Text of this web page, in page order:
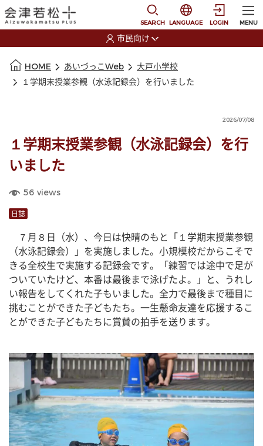
SEARCH
選択すると言語の切
LANGUAGE LOGIN MENU
市民向け
HOME あいづっこWeb
大戸小学校
１学期末授業参観（水泳記録会）を行いました
2026/07/08
１学期末授業参観（水泳記録会）を行
いました
56 views
日誌
７月８日（水）、今日は快晴のもと「１学期末授業参観
（水泳記録会）」を実施しました。小規模校だからこそで
きる全校生で実施する記録会です。「練習では途中で足が
ついていたけど、本番は最後まで泳げたよ。」と、うれし
い報告をしてくれた子もいました。全力で最後まで種目に
挑むことができた子どもたち。一生懸命友達を応援するこ
とができた子どもたちに賞賛の拍手を送ります。